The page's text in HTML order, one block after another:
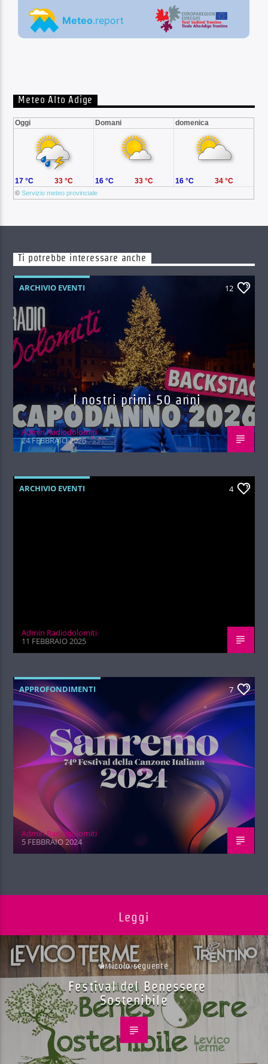
Meteo Alto Adige
Oggi Domani domenica
©Servizio meteo provinciale
17 °C 33 °C 16 °C 33 °C 16 °C 34 °C
Ti potrebbe interessare anche
ARCHIVIO EVENTI 12
I nostri primi 50 anni
Admin Radiodolomiti
24 FEBBRAIO 2026
ARCHIVIO EVENTI 4
Admin Radiodolomiti
11 FEBBRAIO 2025
APPROFONDIMENTI 7
Admin Radiodolomiti
5 FEBBRAIO 2024
Leggi
Articolo seguente
Festival del Benessere
Sostenibile